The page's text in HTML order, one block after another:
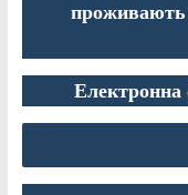
проживають
Електронна